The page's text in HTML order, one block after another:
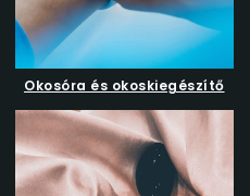
Okosóra és okoskiegészítő